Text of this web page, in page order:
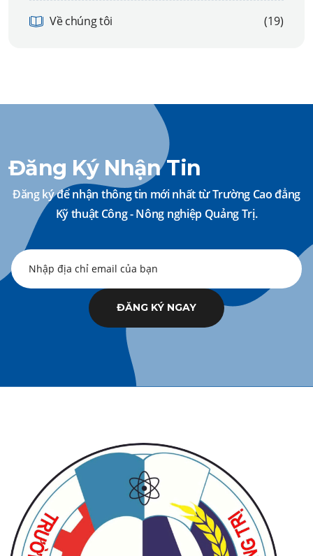
Về chúng tôi (19)
Đăng Ký Nhận Tin
Đăng ký để nhận thông tin mới nhất từ Trường Cao đẳng
Kỹ thuật Công - Nông nghiệp Quảng Trị.
ĐĂNG KÝ NGAY